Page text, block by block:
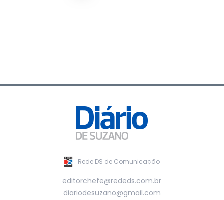
Rede DS de Comunicação
editorchefe@rededs.com.br
diariodesuzano@gmail.com